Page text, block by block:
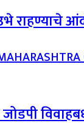
राहण्याचे